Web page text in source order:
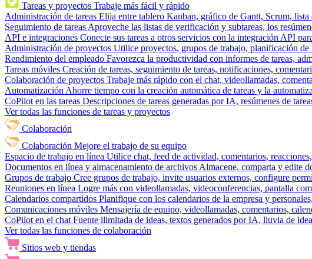
Tareas y proyectos Trabaje más fácil y rápido
Administración de tareas Elija entre tablero Kanban, gráfico de Gantt, Scrum, lista
Seguimiento de tareas Aproveche las listas de verificación y subtareas, los
API e integraciones Conecte sus tareas a otros servicios con la integración API
Administración de proyectos Utilice proyectos, grupos de trabajo, planificación de
Rendimiento del empleado Favorezca la productividad con informes de tareas,
Tareas móviles Creación de tareas, seguimiento de tareas, notificaciones,
Colaboración de proyectos Trabaje más rápido con el chat, videollamadas,
Automatización Ahorre tiempo con la creación automática de tareas y la
CoPilot en las tareas Descripciones de tareas generadas por IA, resúmenes de
Ver todas las funciones de tareas y proyectos
Colaboración
Colaboración Mejore el trabajo de su equipo
Espacio de trabajo en línea Utilice chat, feed de actividad, comentarios,
Documentos en línea y almacenamiento de archivos Almacene, comparta y edite
Grupos de trabajo Cree grupos de trabajo, invite usuarios externos, configure
Reuniones en línea Logre más con videollamadas, videoconferencias, pantalla
Calendarios compartidos Planifique con los calendarios de la empresa y
Comunicaciones móviles Mensajería de equipo, videollamadas, comentarios,
CoPilot en el chat Fuente ilimitada de ideas, textos generados por IA, lluvia de
Ver todas las funciones de colaboración
Sitios web y tiendas